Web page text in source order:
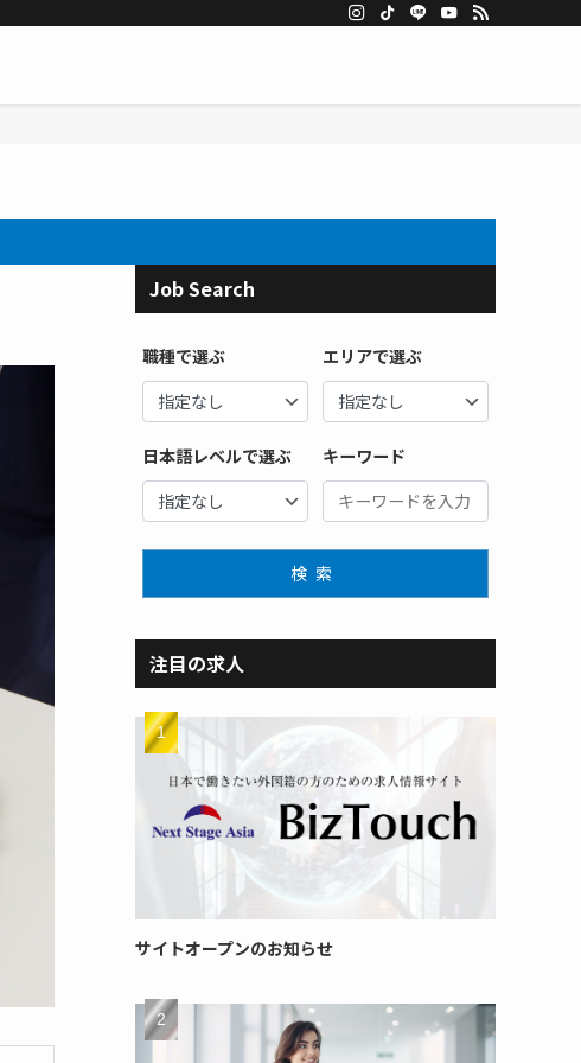
Job Search
職種で選ぶ エリアで選ぶ
日本語レベルで選ぶ キーワード
検索
注目の求人
サイトオープンのお知らせ